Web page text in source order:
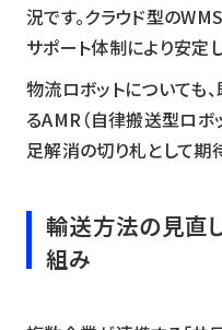
況です。クラウド型の
サポート体制により安定
物流ロボットについても
るAMR（自律搬送型ロボ
足解消の切り札として期
輸送方法の見直
組み